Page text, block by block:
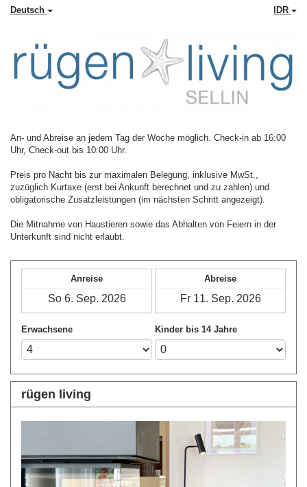
Deutsch IDR
An- und Abreise an jedem Tag der Woche möglich. Check-in ab 16:00
Uhr, Check-out bis 10:00 Uhr.
Preis pro Nacht bis zur maximalen Belegung, inklusive MwSt.,
zuzüglich Kurtaxe (erst bei Ankunft berechnet und zu zahlen) und
obligatorische Zusatzleistungen (im nächsten Schritt angezeigt).
Die Mitnahme von Haustieren sowie das Abhalten von Feiern in der
Unterkunft sind nicht erlaubt.
Anreise Abreise
Erwachsene Kinder bis 14 Jahre
rügen living
Next